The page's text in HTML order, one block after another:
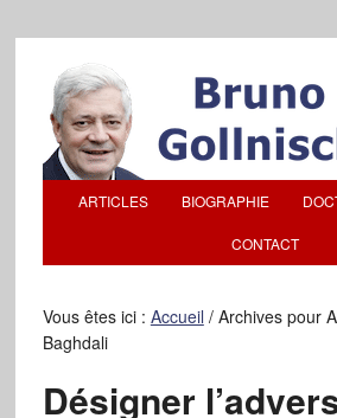
ARTICLES BIOGRAPHIE
CONTACT
Vous êtes ici : Accueil /Archives pour
Baghdali
Désigner